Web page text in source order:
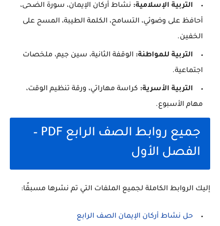
التربية الإسلامية: نشاط أركان الإيمان، سورة الضحى،
أحافظ على وضوئي، التسامح، الكلمة الطيبة، المسح على
الخفين.
التربية للمواطنة: الوقفة الثانية، سين جيم، ملخصات
اجتماعية.
التربية الأسرية: كراسة مهاراتي، ورقة تنظيم الوقت،
مهام الأسبوع.
جميع روابط الصف الرابع PDF –
الفصل الأول
إليك الروابط الكاملة لجميع الملفات التي تم نشرها مسبقًا:
حل نشاط أركان الإيمان الصف الرابع